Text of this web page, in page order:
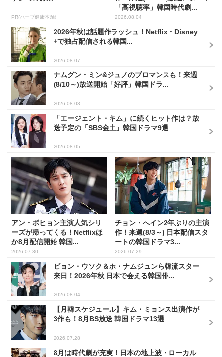
PR(ハーブ健康本舗)
「高視聴率」韓国時代劇...
2026.08.04
2026年秋は話題作ラッシュ！Netflix・Disney
+で独占配信される韓国...
2026.08.07
ナムグン・ミン&ジュノのブロマンスも！来週
(8/10～)放送開始「好評」韓国ドラ...
2026.08.03
「エージェント・キム」に続くヒット作は？放
送予定の「SBS金土」韓国ドラマ9選
2026.08.05
アン・ボヒョン主演人気シリ
ーズが帰ってくる！Netflixほ
か8月配信開始 韓国...
2026.07.30
チョン・へイン2年ぶりの主演
作！来週(8/3～) 日本配信スタ
ートの韓国ドラマ3...
2026.07.29
ビョン・ウソク＆ホ・ナムジュンら韓流スター
来日！2026年秋 日本で会える韓国俳...
2026.08.04
【月韓スケジュール】キム・ミョンス出演作が
3作も！8月BS放送 韓国ドラマ13選
2026.07.28
8月は時代劇が充実！日本の地上波・ローカル